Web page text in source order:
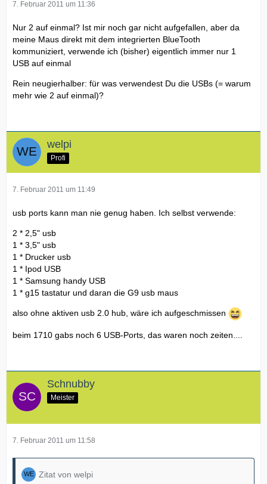
7. Februar 2011 um 11:36
Nur 2 auf einmal? Ist mir noch gar nicht aufgefallen, aber da
meine Maus direkt mit dem integrierten BlueTooth
kommuniziert, verwende ich (bisher) eigentlich immer nur 1
USB auf einmal
Rein neugierhalber: für was verwendest Du die USBs (= warum
mehr wie 2 auf einmal)?
welpi
Profi
7. Februar 2011 um 11:49
usb ports kann man nie genug haben. Ich selbst verwende:
2 * 2,5" usb
1 * 3,5" usb
1 * Drucker usb
1 * Ipod USB
1 * Samsung handy USB
1 * g15 tastatur und daran die G9 usb maus
also ohne aktiven usb 2.0 hub, wäre ich aufgeschmissen
beim 1710 gabs noch 6 USB-Ports, das waren noch zeiten....
Schnubby
Meister
7. Februar 2011 um 11:58
Zitat von welpi